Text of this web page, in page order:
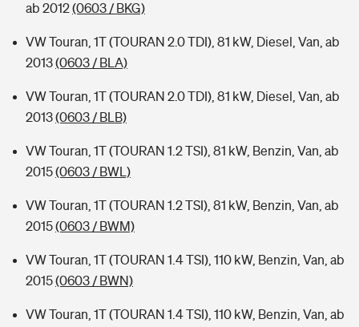
ab 2012(0603 / BKG)
VW Touran, 1T (TOURAN 2.0 TDI), 81 kW, Diesel, Van, ab
2013(0603 / BLA)
VW Touran, 1T (TOURAN 2.0 TDI), 81 kW, Diesel, Van, ab
2013(0603 / BLB)
VW Touran, 1T (TOURAN 1.2 TSI), 81 kW, Benzin, Van, ab
2015(0603 / BWL)
VW Touran, 1T (TOURAN 1.2 TSI), 81 kW, Benzin, Van, ab
2015(0603 / BWM)
VW Touran, 1T (TOURAN 1.4 TSI), 110 kW, Benzin, Van, ab
2015(0603 / BWN)
VW Touran, 1T (TOURAN 1.4 TSI), 110 kW, Benzin, Van, ab